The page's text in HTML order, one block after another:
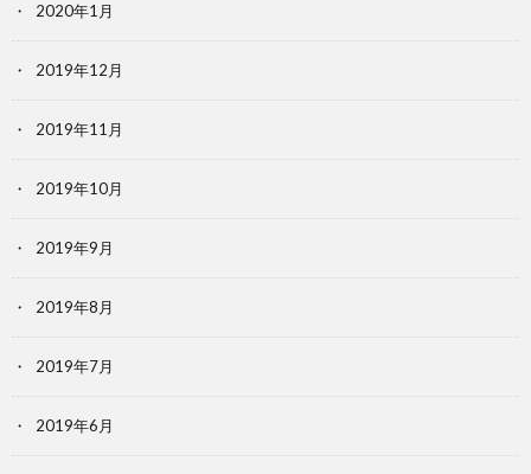
2020年1月
2019年12月
2019年11月
2019年10月
2019年9月
2019年8月
2019年7月
2019年6月